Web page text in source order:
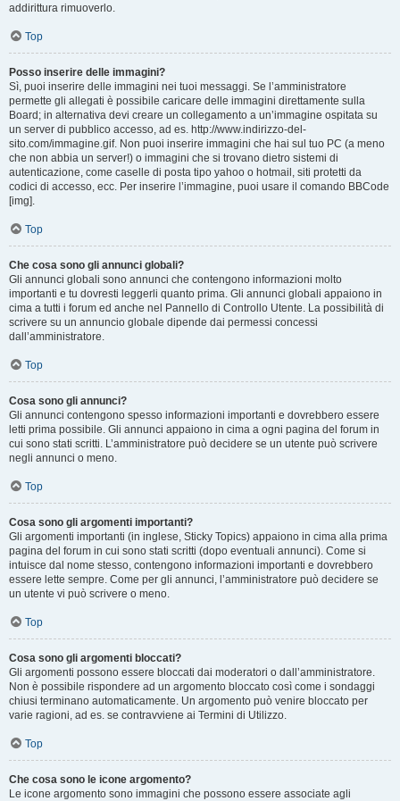
addirittura rimuoverlo.
Top
Posso inserire delle immagini?
Sì, puoi inserire delle immagini nei tuoi messaggi. Se l’amministratore
permette gli allegati è possibile caricare delle immagini direttamente sulla
Board; in alternativa devi creare un collegamento a un’immagine ospitata su
un server di pubblico accesso, ad es. http://www.indirizzo-del-
sito.com/immagine.gif. Non puoi inserire immagini che hai sul tuo PC (a meno
che non abbia un server!) o immagini che si trovano dietro sistemi di
autenticazione, come caselle di posta tipo yahoo o hotmail, siti protetti da
codici di accesso, ecc. Per inserire l’immagine, puoi usare il comando BBCode
[img].
Top
Che cosa sono gli annunci globali?
Gli annunci globali sono annunci che contengono informazioni molto
importanti e tu dovresti leggerli quanto prima. Gli annunci globali appaiono in
cima a tutti i forum ed anche nel Pannello di Controllo Utente. La possibilità di
scrivere su un annuncio globale dipende dai permessi concessi
dall’amministratore.
Top
Cosa sono gli annunci?
Gli annunci contengono spesso informazioni importanti e dovrebbero essere
letti prima possibile. Gli annunci appaiono in cima a ogni pagina del forum in
cui sono stati scritti. L’amministratore può decidere se un utente può scrivere
negli annunci o meno.
Top
Cosa sono gli argomenti importanti?
Gli argomenti importanti (in inglese, Sticky Topics) appaiono in cima alla prima
pagina del forum in cui sono stati scritti (dopo eventuali annunci). Come si
intuisce dal nome stesso, contengono informazioni importanti e dovrebbero
essere lette sempre. Come per gli annunci, l’amministratore può decidere se
un utente vi può scrivere o meno.
Top
Cosa sono gli argomenti bloccati?
Gli argomenti possono essere bloccati dai moderatori o dall’amministratore.
Non è possibile rispondere ad un argomento bloccato così come i sondaggi
chiusi terminano automaticamente. Un argomento può venire bloccato per
varie ragioni, ad es. se contravviene ai Termini di Utilizzo.
Top
Che cosa sono le icone argomento?
Le icone argomento sono immagini che possono essere associate agli